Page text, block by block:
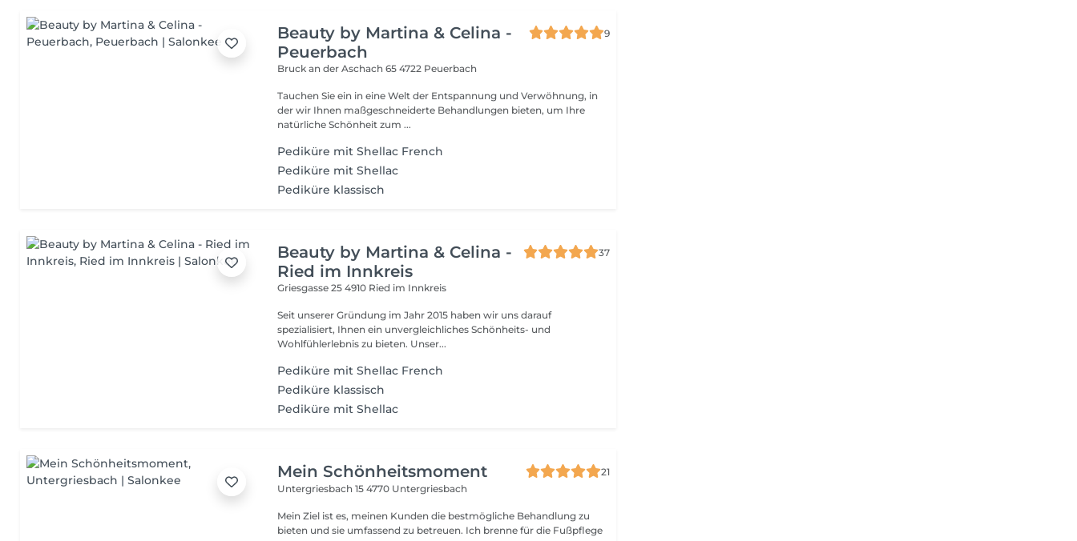
Beauty by Martina & Celina -
Peuerbach
9
Bruck an der Aschach 654722 Peuerbach
Tauchen Sie ein in eine Welt der Entspannung und Verwöhnung, in
der wir Ihnen maßgeschneiderte Behandlungen bieten, um Ihre
natürliche Schönheit zum ...
Pediküre mit Shellac French
Pediküre mit Shellac
Pediküre klassisch
Beauty by Martina & Celina -
Ried im Innkreis
37
Griesgasse 254910 Ried im Innkreis
Seit unserer Gründung im Jahr 2015 haben wir uns darauf
spezialisiert, Ihnen ein unvergleichliches Schönheits- und
Wohlfühlerlebnis zu bieten. Unser...
Pediküre mit Shellac French
Pediküre klassisch
Pediküre mit Shellac
Mein Schönheitsmoment
21
Untergriesbach 154770 Untergriesbach
Mein Ziel ist es, meinen Kunden die bestmögliche Behandlung zu
bieten und sie umfassend zu betreuen. Ich brenne für die Fußpflege